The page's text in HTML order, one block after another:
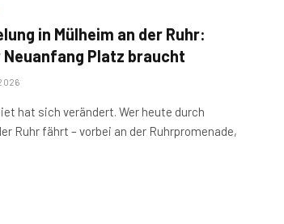
in Mülheim an der Ruhr:
Neuanfang Platz braucht
hat sich verändert. Wer heute durch
Ruhr fährt – vorbei an der Ruhrpromenade,